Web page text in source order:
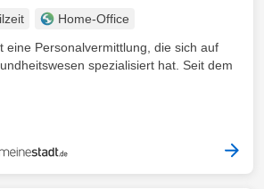
Home-Office
eine Personalvermittlung, die sich auf
spezialisiert hat. Seit dem